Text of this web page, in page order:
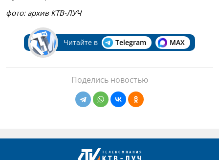
фото: архив КТВ-ЛУЧ
Читайте в Telegram MAX
Поделись новостью